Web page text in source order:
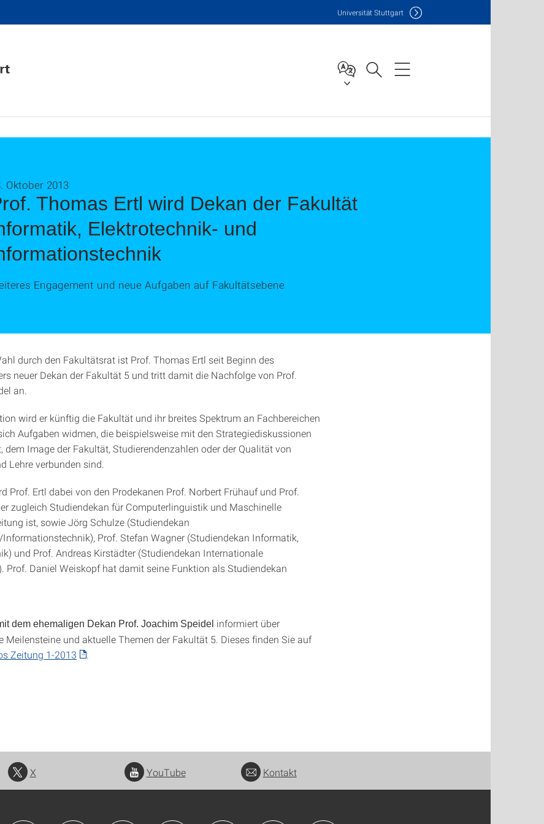
Universität Stuttgart
Thomas Ertl wird Dekan der Fakultät
Elektrotechnik- und
Oktober 2013
Engagement und neue Aufgaben auf Fakultätsebene
durch den Fakultätsrat ist Prof. Thomas Ertl seit Beginn des
neuer Dekan der Fakultät 5 und tritt damit die Nachfolge von Prof.
an.
wird er künftig die Fakultät und ihr breites Spektrum an Fachbereichen
Aufgaben widmen, die beispielsweise mit den Strategiediskussionen
dem Image der Fakultät, Studierendenzahlen oder der Qualität von
Lehre verbunden sind.
Prof. Ertl dabei von den Prodekanen Prof. Norbert Frühauf und Prof.
zugleich Studiendekan für Computerlinguistik und Maschinelle
ist, sowie Jörg Schulze (Studiendekan
Prof. Stefan Wagner (Studiendekan Informatik,
und Prof. Andreas Kirstädter (Studiendekan Internationale
Prof. Daniel Weiskopf hat damit seine Funktion als Studiendekan
dem ehemaligen Dekan Prof. Joachim Speidel informiert über
Meilensteine und aktuelle Themen der Fakultät 5. Dieses finden Sie auf
Zeitung 1-2013
X YouTube Kontakt